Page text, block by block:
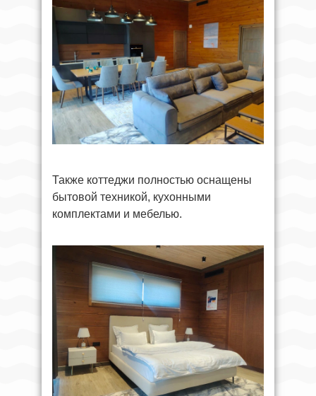
Также коттеджи полностью оснащены
бытовой техникой, кухонными
комплектами и мебелью.